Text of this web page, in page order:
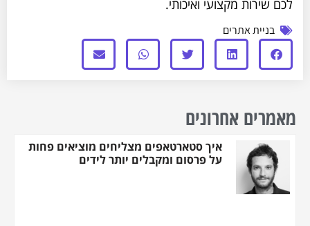
לכם שירות מקצועי ואיכותי.
בניית אתרים
מאמרים אחרונים
איך סטארטאפים מצליחים מוציאים פחות
על פרסום ומקבלים יותר לידים